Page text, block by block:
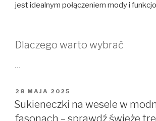
jest idealnym połączeniem mody i
Dlaczego warto wybrać
…
OPUBLIKOWANE
W
28 MAJA 2025
Sukieneczki na wesele w
fasonach – sprawdź świeże